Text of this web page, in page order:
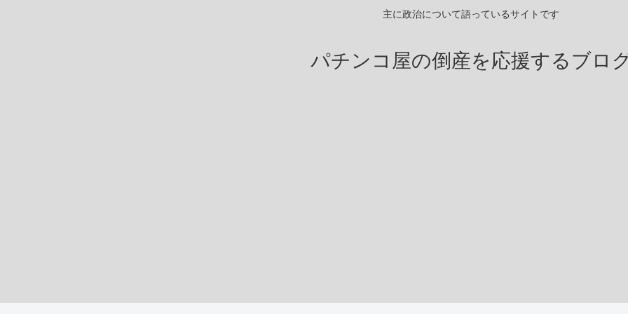
主に政治について語っているサイトです
パチンコ屋の倒産を応援するブロ